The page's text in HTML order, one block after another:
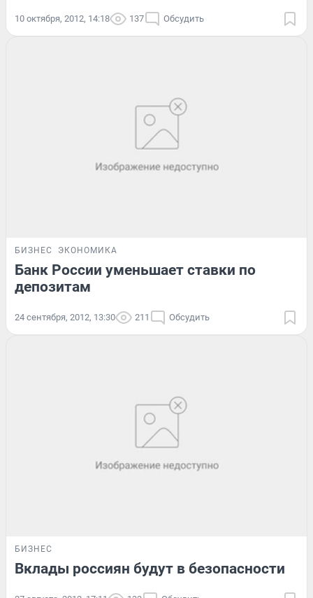
10 октября, 2012, 14:18 137 Обсудить
БИЗНЕС ЭКОНОМИКА
Банк России уменьшает ставки по
депозитам
24 сентября, 2012, 13:30 211 Обсудить
БИЗНЕС
Вклады россиян будут в безопасности